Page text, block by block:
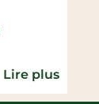
Lire plus